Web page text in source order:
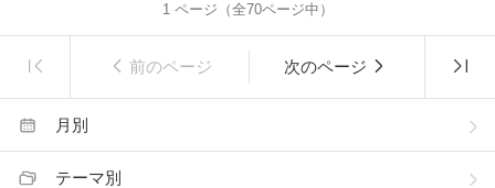
1ページ（全70ページ中）
前のページ 次のページ
月別
テーマ別